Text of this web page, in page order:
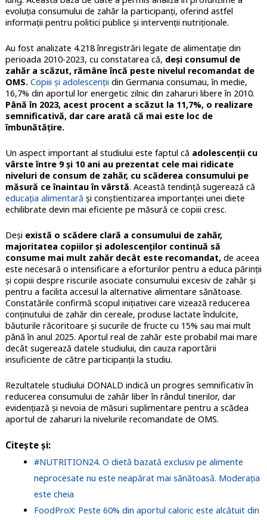
evoluția consumului de zahăr la participanți, oferind astfel
informații pentru politici publice și intervenții nutriționale.
Au fost analizate 4.218 înregistrări legate de alimentație din
perioada 2010-2023, cu constatarea că, deși consumul de
zahăr a scăzut, rămâne încă peste nivelul recomandat de
OMS. Copiii și adolescenții din Germania consumau, în medie,
16,7% din aportul lor energetic zilnic din zaharuri libere în 2010.
Până în 2023, acest procent a scăzut la 11,7%, o realizare
semnificativă, dar care arată că mai este loc de
îmbunătățire.
Un aspect important al studiului este faptul că adolescenții cu
vârste între 9 și 10 ani au prezentat cele mai ridicate
niveluri de consum de zahăr, cu scăderea consumului pe
măsură ce înaintau în vârstă. Această tendință sugerează că
educația alimentară și conștientizarea importanței unei diete
echilibrate devin mai eficiente pe măsură ce copiii cresc.
Deși există o scădere clară a consumului de zahăr,
majoritatea copiilor și adolescenților continuă să
consume mai mult zahăr decât este recomandat,de aceea
este necesară o intensificare a eforturilor pentru a educa părinții
și copiii despre riscurile asociate consumului excesiv de zahăr și
pentru a facilita accesul la alternative alimentare sănătoase.
Constatările confirmă scopul inițiativei care vizează reducerea
conținutului de zahăr din cereale, produse lactate îndulcite,
băuturile răcoritoare și sucurile de fructe cu 15% sau mai mult
până în anul 2025. Aportul real de zahăr este probabil mai mare
decât sugerează datele studiului, din cauza raportării
insuficiente de către participanții la studiu.
Rezultatele studiului DONALD indică un progres semnificativ în
reducerea consumului de zahăr liber în rândul tinerilor, dar
evidențiază și nevoia de măsuri suplimentare pentru a scădea
aportul de zaharuri la nivelurile recomandate de OMS.
Citește și:
#NUTRITION24. O dietă bazată exclusiv pe alimente
neprocesate nu este neapărat mai sănătoasă. Moderația
este cheia
FoodProX: Peste 60% din aportul caloric este alcătuit din